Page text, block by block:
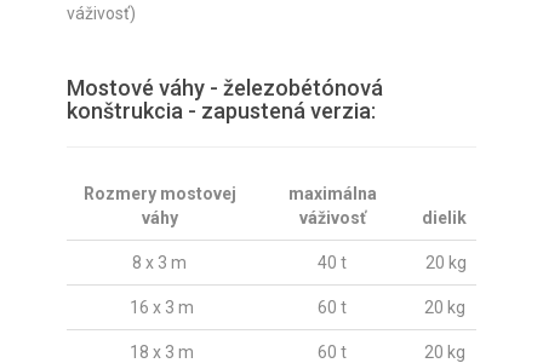
váživosť)
Mostové váhy - železobétónová
konštrukcia - zapustená verzia:
Rozmery mostovej
váhy
maximálna
váživosť
dielik
8 x 3 m 40 t 20 kg
16 x 3 m 60 t 20 kg
18 x 3 m 60 t 20 kg